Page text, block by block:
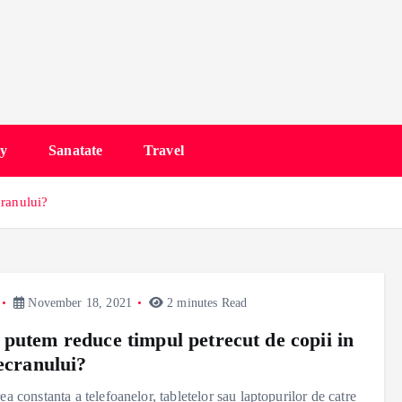
Sanatate Travel
November 18, 2021 2 minutes Read
putem reduce timpul petrecut de copii in
constanta a telefoanelor, tabletelor sau laptopurilor de catre